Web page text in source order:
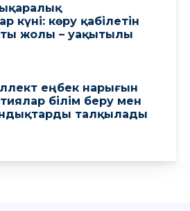
күні: көру қабілетін
жолы – уақытылы
еңбек нарығын
білім беру мен
талқылады